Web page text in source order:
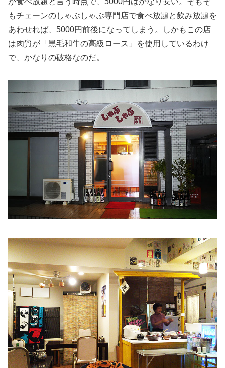
もチェーンのしゃぶしゃぶ専門店で食べ放題と飲み放題を
あわせれば、5000円前後になってしまう。しかもこの店
は肉質が「黒毛和牛の高級ロース」を使用しているわけ
で、かなりの破格なのだ。